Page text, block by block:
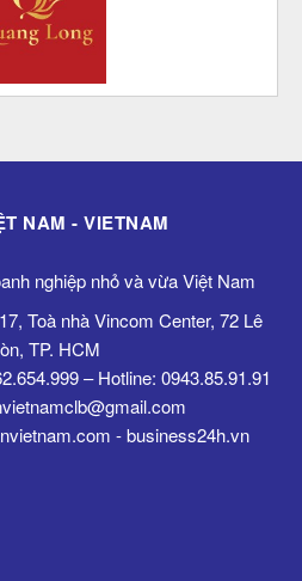
NAM - VIETNAM
nghiệp nhỏ và vừa Việt Nam
Toà nhà Vincom Center, 72 Lê
TP. HCM
– Hotline: 0943.85.91.91
- business24h.vn